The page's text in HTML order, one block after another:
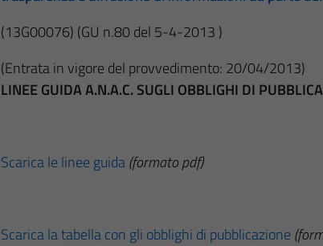
(13G00076) (GU n.80 del 5-4-2013 )
(Entrata in vigore del provvedimento: 20/04/2013)
LINEE GUIDA A.N.A.C. SUGLI OBBLIGHI DI
Scarica le linee guida(formato pdf)
Scarica la tabella con gli obblighi di pubblicazione